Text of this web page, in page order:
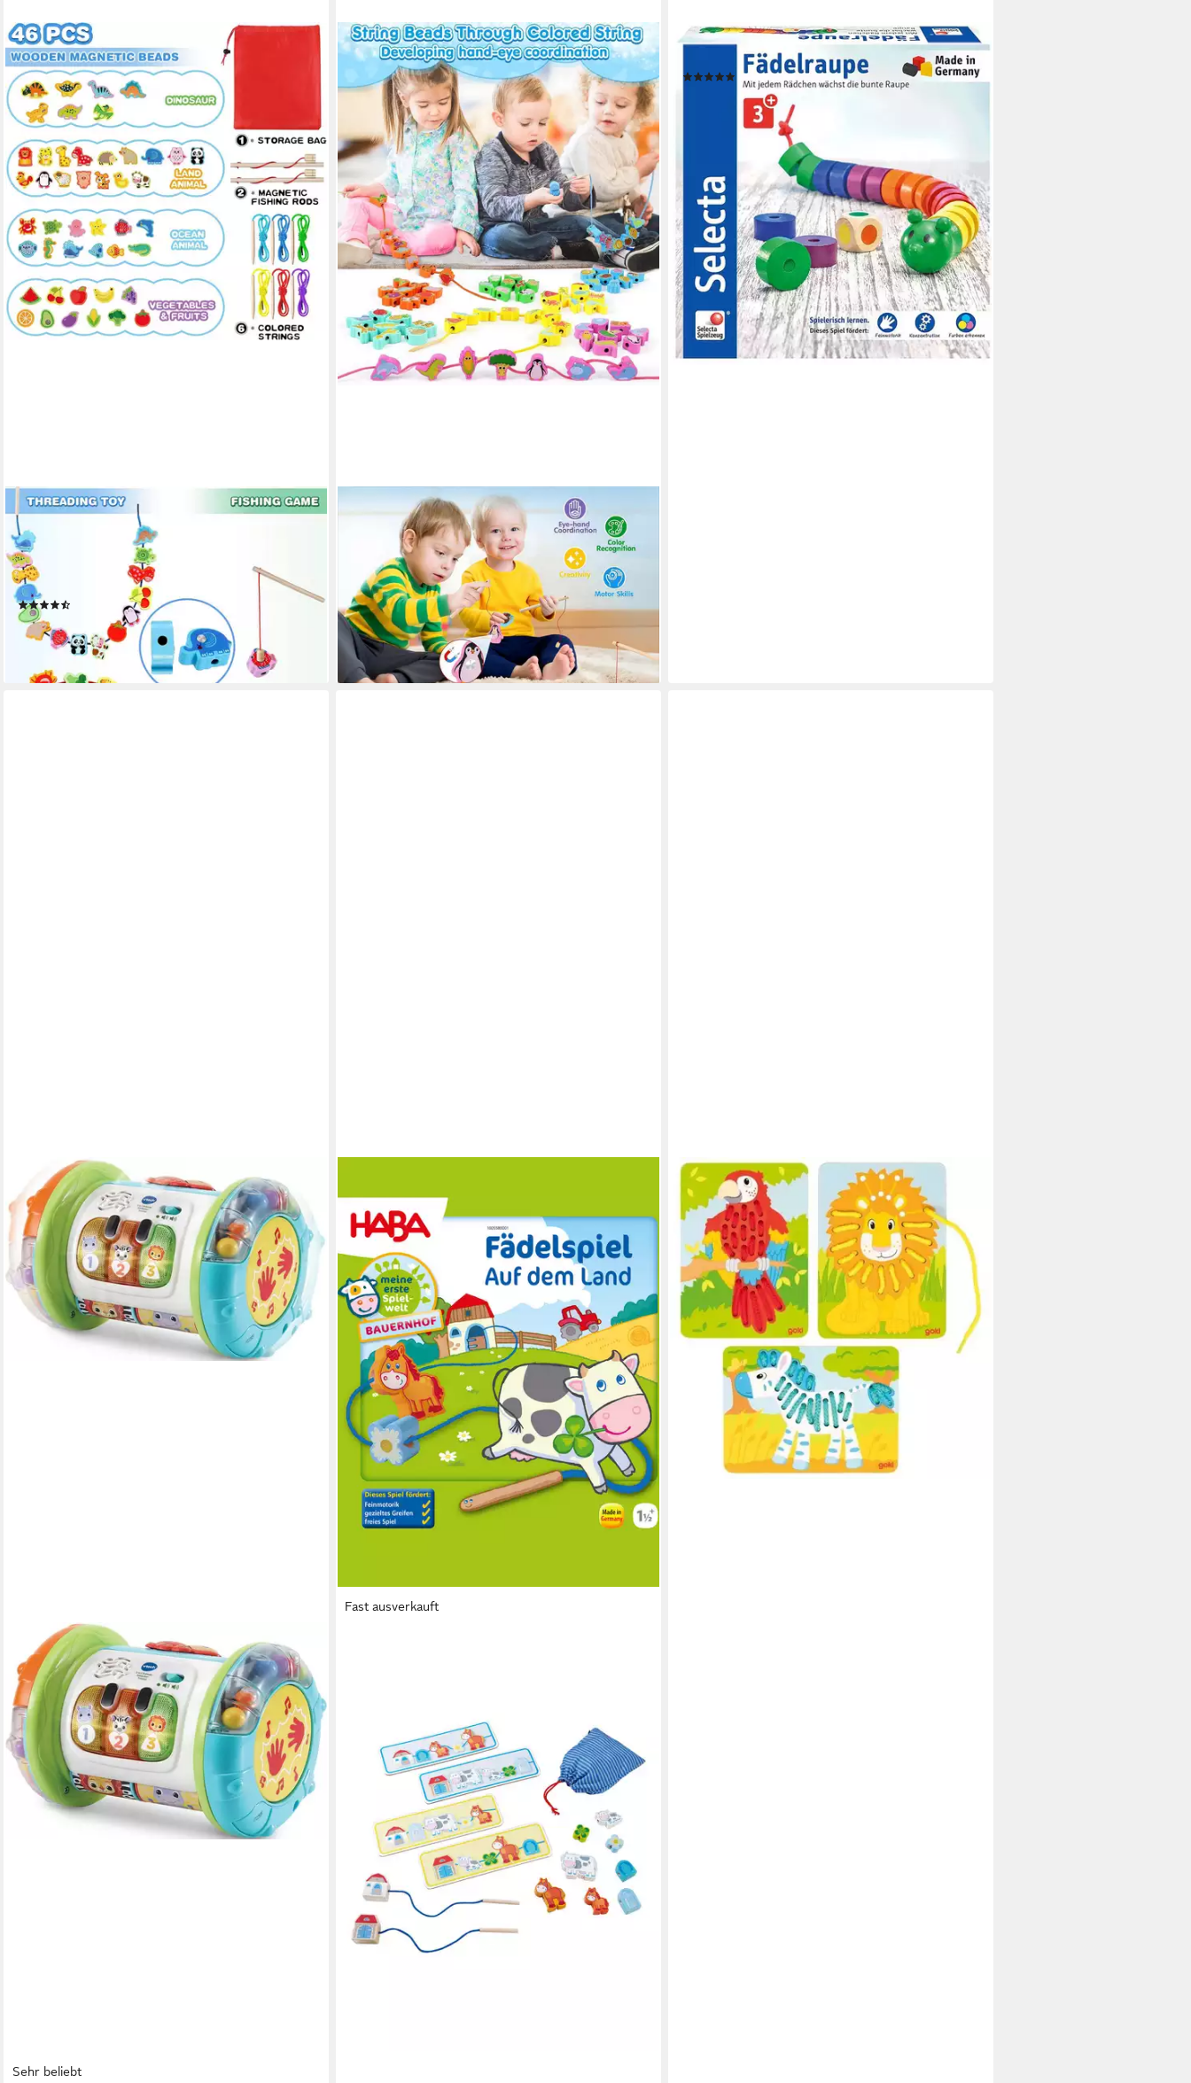
POPOLIC
Lernspielzeug 2 in 1 Fädelspiel Montessori
Spielzeug (46 Psc Magnetisches Angelspiel Spiele
ab 2 3 Jahre - Obst GemüSe Tiere Holzspielzeug, 1-
St), Lernspiele Motorikspielzeug Geschenk für
Kinder
ab 18,90 € 33,16 €
-43%
lieferbar - in 3-4 Werktagen bei dir
Lernspielzeug Montessori 2-in-1 Fädelspiel aus Holz
– 48 Teile mit 6 Themen, Motorikspielzeug &
Holzpuzzle, ideales Geschenk für Mädchen &
Jungen
18,50 € UVP 35,00 €
-47%
lieferbar - in 3-4 Werktagen bei dir
SELECTA
Spiel Fädelraupe, aus Holz, Made in Germany
(23)
ab 16,95 € UVP22,99 €
lieferbar - in 1-2 Werktagen bei dir
Sehr beliebt
Fast ausverkauft
lieferbar - in 3-4 Werktagen bei dir
GOKI
Spiel Fädelspiel Papagei Löwe Zebra, Kinderspiel,
Holzplatten mit Schnüre, Tiere, Strickspiel
ab 19,99 €
lieferbar - in 3-4 Werktagen bei dir